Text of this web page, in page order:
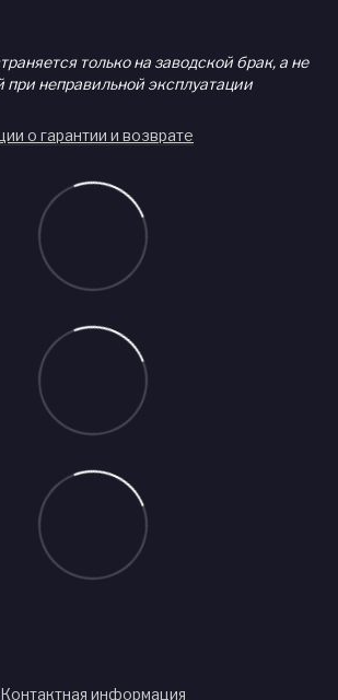
только на заводской брак, а не
при неправильной эксплуатации
о гарантии и возврате
Контактная информация